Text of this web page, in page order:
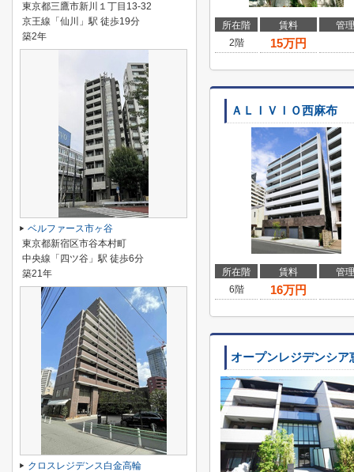
所在階 賃料
管
2階
15万円
ＡＬＩＶＩＯ西麻布
所在階 賃料
管
6階
16万円
オープンレジデンシア
東京都三鷹市新川１丁目13-32
京王線「仙川」駅 徒歩19分
築2年
ベルファース市ヶ谷
東京都新宿区市谷本村町
中央線「四ツ谷」駅 徒歩6分
築21年
クロスレジデンス白金高輪